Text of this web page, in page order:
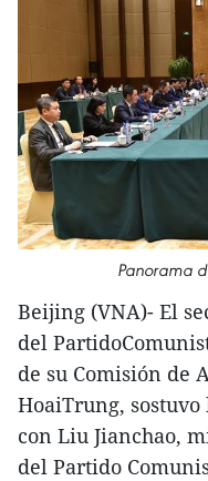
Panorama
Beijing (VNA)- El
del
de su Comisión de
HoaiTrung,
con Liu Jianchao,
del Partido